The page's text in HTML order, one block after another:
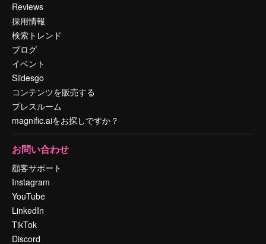
Reviews
採用情報
検索トレンド
ブログ
イベント
Slidesgo
コンテンツを販売する
プレスルーム
magnific.aiをお探しですか？
お問い合わせ
顧客サポート
Instagram
YouTube
LinkedIn
TikTok
Discord